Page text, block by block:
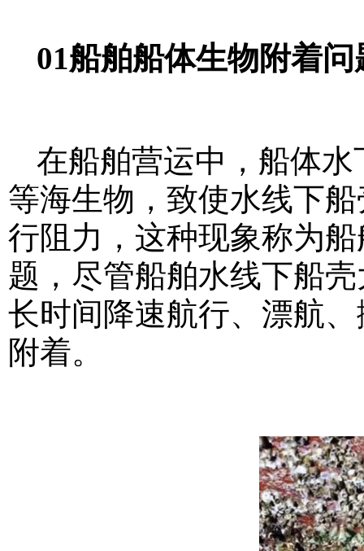
01船舶船体生物附着问
在船舶营运中，船体
等海生物，致使水线下
行阻力，这种现象称为
题，尽管船舶水线下船
长时间降速航行、漂航
附着。